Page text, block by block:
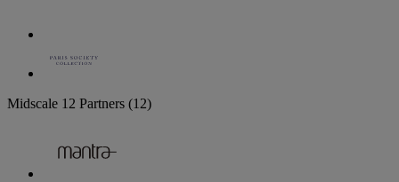
Midscale 12 Partners (12)